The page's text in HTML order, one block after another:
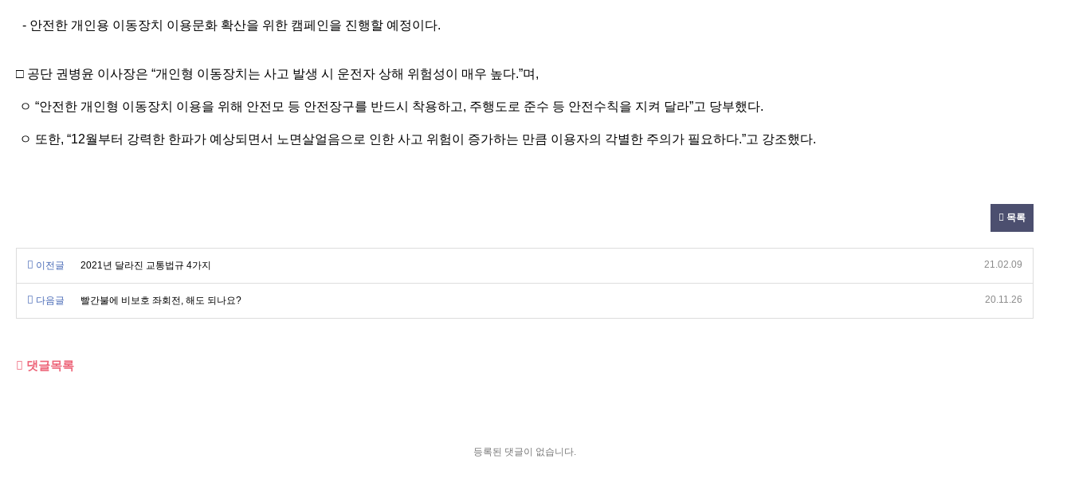
- 안전한 개인용 이동장치 이용문화 확산을 위한 캠페인을 진행할 예정이다.
□ 공단 권병윤 이사장은 “개인형 이동장치는 사고 발생 시 운전자 상해 위험성이 매우 높다.”며,
ㅇ “안전한 개인형 이동장치 이용을 위해 안전모 등 안전장구를 반드시 착용하고, 주행도로 준수 등 안전수칙을 지켜 달라”고 당부했다.
ㅇ 또한, “12월부터 강력한 한파가 예상되면서 노면살얼음으로 인한 사고 위험이 증가하는 만큼 이용자의 각별한 주의가 필요하다.”고 강조했다.
목록
이전글 2021년 달라진 교통법규 4가지 21.02.09
다음글 빨간불에 비보호 좌회전, 해도 되나요? 20.11.26
댓글목록
등록된 댓글이 없습니다.